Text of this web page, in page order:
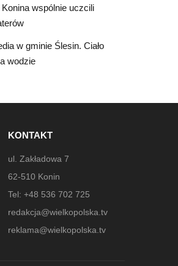
wspólnie uczcili
w gminie Ślesin. Ciało
wodzie
KONTAKT
ul. Zakładowa 7
62-510 Konin
Tel: +48 536 702 725
redakcja@wielkopolska.tv
reklama@wielkopolska.tv